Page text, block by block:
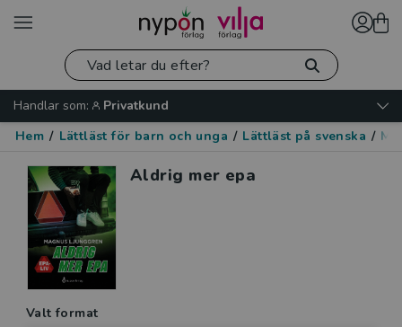
Handlar som:
Privatkund
Hem / Lättläst för barn och unga / Lättläst på svenska /
Aldrig mer epa
Valt format